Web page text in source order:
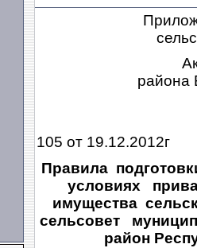
Приложение
района
105 от 19.12.2012г
Правила
условиях
имущества
сельсовет
район